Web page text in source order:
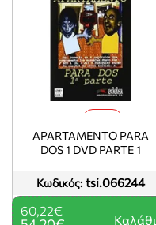
Κωδικός: tsi.066244
APARTAMENTO PARA
DOS 1 DVD PARTE 1
60,22€
Καλάθι